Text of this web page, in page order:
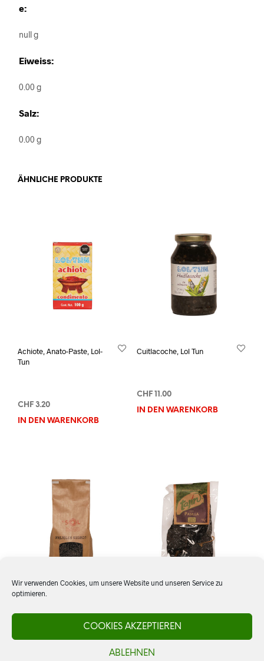
Wir verwenden Cookies, um unsere Website und unseren Service zu
optimieren.
COOKIES AKZEPTIEREN
ABLEHNEN
e:
null g
Eiweiss:
0.00 g
Salz:
0.00 g
ÄHNLICHE PRODUKTE
Achiote, Anato-Paste, Lol-
Tun
CHF 3.20
IN DEN WARENKORB
Cuitlacoche, Lol Tun
CHF11.00
IN DEN WARENKORB
Frijoles Negros, trocken Chile Pasilla ganz
CHF5.20